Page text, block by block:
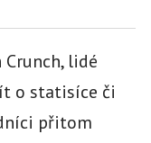
Crunch, lidé
o statisíce či
přitom